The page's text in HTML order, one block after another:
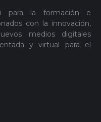
para la formación e
con la innovación,
medios digitales
y virtual para el